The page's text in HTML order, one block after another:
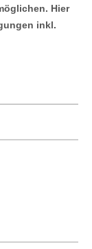
Hier
inkl.